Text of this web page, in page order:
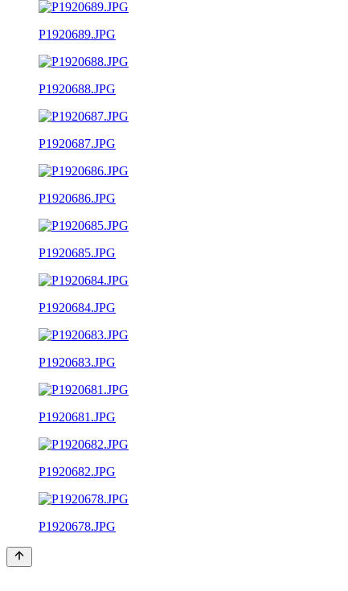
P1920689.JPG
P1920688.JPG
P1920687.JPG
P1920686.JPG
P1920685.JPG
P1920684.JPG
P1920683.JPG
P1920681.JPG
P1920682.JPG
P1920678.JPG